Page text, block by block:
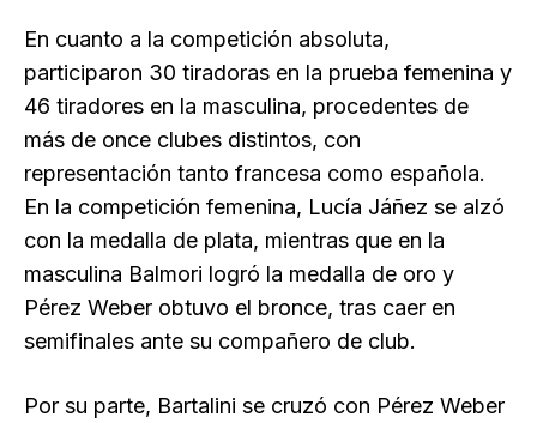
En cuanto a la competición absoluta,
participaron 30 tiradoras en la prueba femenina y
46 tiradores en la masculina, procedentes de
más de once clubes distintos, con
representación tanto francesa como española.
En la competición femenina, Lucía Jáñez se alzó
con la medalla de plata, mientras que en la
masculina Balmori logró la medalla de oro y
Pérez Weber obtuvo el bronce, tras caer en
semifinales ante su compañero de club.
Por su parte, Bartalini se cruzó con Pérez Weber